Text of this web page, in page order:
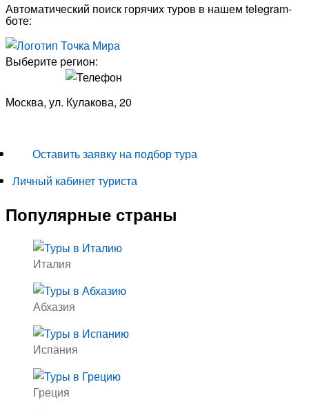
Автоматический поиск горячих туров в нашем telegram-
боте:
Выберите регион:
Москва, ул. Кулакова, 20
Оставить заявку на подбор тура
Личный кабинет туриста
Популярные страны
Италия
Абхазия
Испания
Греция